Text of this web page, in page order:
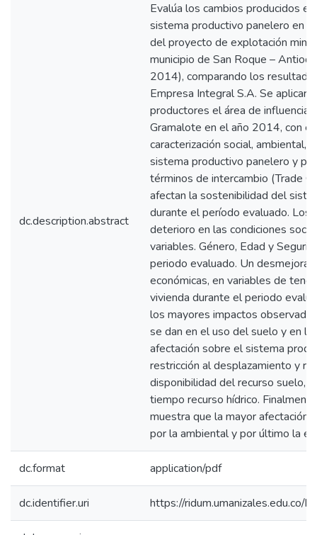
dc.description.abstract
Evalúa los cambios producidos
sistema productivo panelero en
del proyecto de explotación
municipio de San Roque –
2014), comparando los
Empresa Integral S.A. Se
productores el área de influencia
Gramalote en el año 2014, con
caracterización social, ambiental,
sistema productivo panelero y
términos de intercambio (Trade
afectan la sostenibilidad del
durante el período evaluado. Los
deterioro en las condiciones
variables. Género, Edad y
periodo evaluado. Un
económicas, en variables de
vivienda durante el periodo
los mayores impactos
se dan en el uso del suelo y en
afectación sobre el sistema
restricción al desplazamiento y
disponibilidad del recurso suelo,
tiempo recurso hídrico.
muestra que la mayor afectación
por la ambiental y por último la
dc.format application/pdf
dc.identifier.uri https://